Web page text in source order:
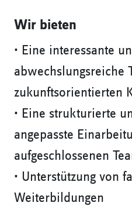
Wir bieten
• Eine interessante
abwechslungsreiche
zukunftsorientierten
• Eine strukturierte
angepasste
aufgeschlossenen
• Unterstützung von
Weiterbildungen